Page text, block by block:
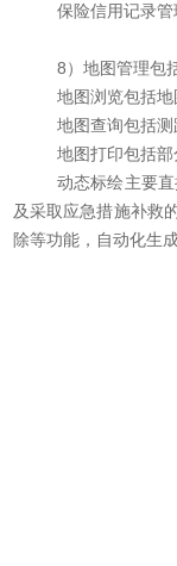
保险信用记录
8）地图管理包
地图浏览包括
地图查询包括
地图打印包括
动态标绘主要
及采取应急措施补救
除等功能，自动化生